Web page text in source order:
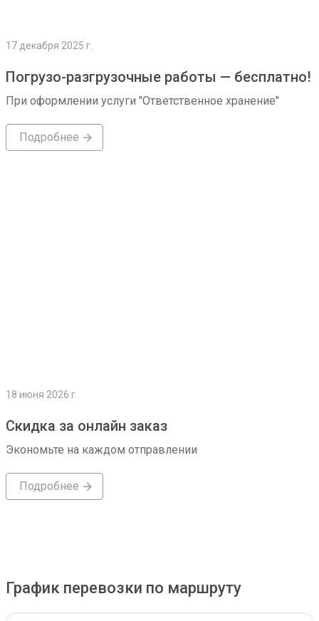
17 декабря 2025 г.
Погрузо-разгрузочные работы — бесплатно!
При оформлении услуги "Ответственное хранение"
Подробнее
18 июня 2026 г.
Скидка за онлайн заказ
Экономьте на каждом отправлении
Подробнее
График перевозки по маршруту